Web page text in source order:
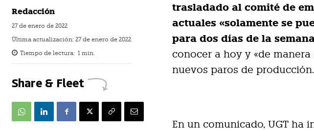
Redacción
27 de enero de 2022
Última actualización: 27 de enero de 2022
Tiempo de lectura: 1 min.
Share & Fleet
trasladado al comité de
actuales «solamente se
para dos días de la
conocer a hoy y «de
nuevos paros de producción.
En un comunicado, UGT ha